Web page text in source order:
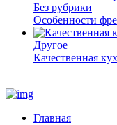
Без рубрики
Особенности
Другое
Качественная
Главная